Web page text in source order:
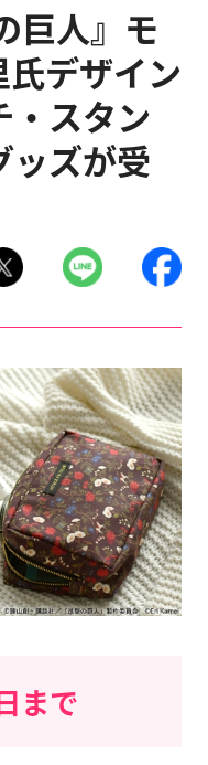
巨人』モ
デザイン
・スタン
ッズが受
まで